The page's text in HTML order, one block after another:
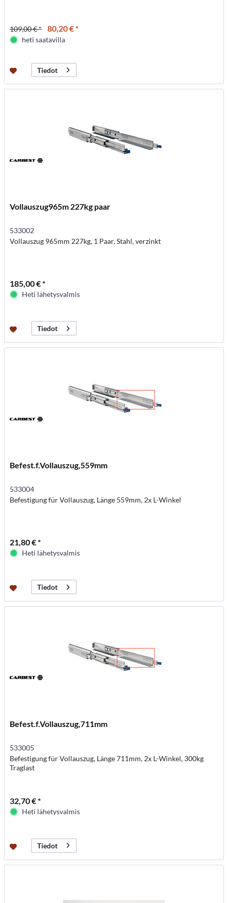
109,00 € * 80,20 € *
heti saatavilla
Tiedot
Vollauszug965m 227kg paar
533002
Vollauszug 965mm 227kg, 1 Paar, Stahl, verzinkt
185,00 € *
Heti lähetysvalmis
Tiedot
Befest.f.Vollauszug,559mm
533004
Befestigung für Vollauszug, Länge 559mm, 2x L-Winkel
21,80 € *
Heti lähetysvalmis
Tiedot
Befest.f.Vollauszug,711mm
533005
Befestigung für Vollauszug, Länge 711mm, 2x L-Winkel, 300kg
Traglast
32,70 € *
Heti lähetysvalmis
Tiedot